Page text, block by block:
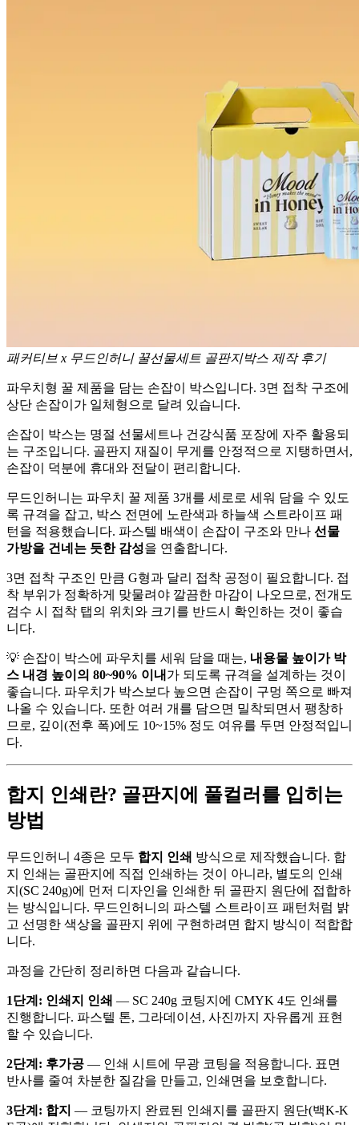
패커티브 x 무드인허니 꿀선물세트 골판지박스 제작 후기
파우치형 꿀 제품을 담는 손잡이 박스입니다. 3면 접착 구조에
상단 손잡이가 일체형으로 달려 있습니다.
손잡이 박스는 명절 선물세트나 건강식품 포장에 자주 활용되
는 구조입니다. 골판지 재질이 무게를 안정적으로 지탱하면서,
손잡이 덕분에 휴대와 전달이 편리합니다.
무드인허니는 파우치 꿀 제품 3개를 세로로 세워 담을 수 있도
록 규격을 잡고, 박스 전면에 노란색과 하늘색 스트라이프 패
턴을 적용했습니다. 파스텔 배색이 손잡이 구조와 만나 선물
가방을 건네는 듯한 감성을 연출합니다.
3면 접착 구조인 만큼 G형과 달리 접착 공정이 필요합니다. 접
착 부위가 정확하게 맞물려야 깔끔한 마감이 나오므로, 전개도
검수 시 접착 탭의 위치와 크기를 반드시 확인하는 것이 좋습
니다.
💡 손잡이 박스에 파우치를 세워 담을 때는, 내용물 높이가 박
스 내경 높이의 80~90% 이내 가 되도록 규격을 설계하는 것이
좋습니다. 파우치가 박스보다 높으면 손잡이 구멍 쪽으로 빠져
나올 수 있습니다. 또한 여러 개를 담으면 밀착되면서 팽창하
므로, 깊이(전후 폭)에도 10~15% 정도 여유를 두면 안정적입니
다.
합지 인쇄란? 골판지에 풀컬러를 입히는
방법
무드인허니 4종은 모두 합지 인쇄 방식으로 제작했습니다. 합
지 인쇄는 골판지에 직접 인쇄하는 것이 아니라, 별도의 인쇄
지(SC 240g)에 먼저 디자인을 인쇄한 뒤 골판지 원단에 접합하
는 방식입니다. 무드인허니의 파스텔 스트라이프 패턴처럼 밝
고 선명한 색상을 골판지 위에 구현하려면 합지 방식이 적합합
니다.
과정을 간단히 정리하면 다음과 같습니다.
1단계: 인쇄지 인쇄 — SC 240g 코팅지에 CMYK 4도 인쇄를
진행합니다. 파스텔 톤, 그라데이션, 사진까지 자유롭게 표현
할 수 있습니다.
2단계: 후가공 — 인쇄 시트에 무광 코팅을 적용합니다. 표면
반사를 줄여 차분한 질감을 만들고, 인쇄면을 보호합니다.
3단계: 합지 — 코팅까지 완료된 인쇄지를 골판지 원단(백K-K